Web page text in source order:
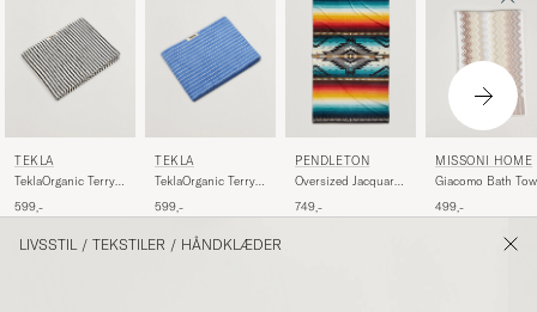
TEKLA
TeklaOrganic Terry
Stripes
599,-
TEKLA
TeklaOrganic Terry
Blue Stripes
599,-
PENDLETON
Oversized Jacquard
Sunset
749,-
MISSONI HOME
Giacomo Bath
499,-
LIVSSTIL / TEKSTILER / HÅNDKLÆDER